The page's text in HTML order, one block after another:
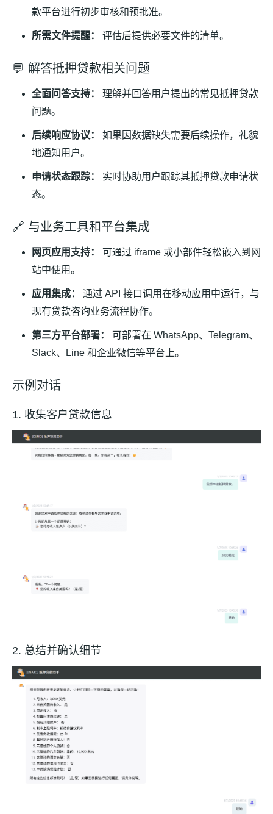
款平台进行初步审核和预批准。
所需文件提醒： 评估后提供必要文件的清单。
💬 解答抵押贷款相关问题
全面问答支持：
理解并回答用户提出的常见抵押贷款
问题。
后续响应协议：
如果因数据缺失需要后续操作，礼貌
地通知用户。
申请状态跟踪：
实时协助用户跟踪其抵押贷款申请状
态。
🔗 与业务工具和平台集成
网页应用支持：
可通过 iframe 或小部件轻松嵌入到网
站中使用。
应用集成：
通过 API 接口调用在移动应用中运行，与
现有贷款咨询业务流程协作。
第三方平台部署：
可部署在 WhatsApp、Telegram、
Slack、Line 和企业微信等平台上。
示例对话
1. 收集客户贷款信息
2. 总结并确认细节